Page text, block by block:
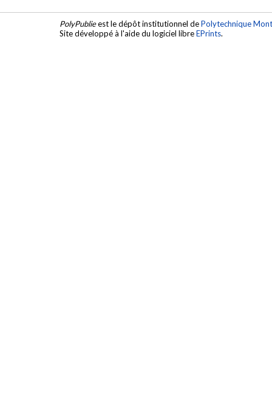
PolyPublieest le dépôt institutionnel dePolytechnique
Site développé à l'aide du logiciel libreEPrints.